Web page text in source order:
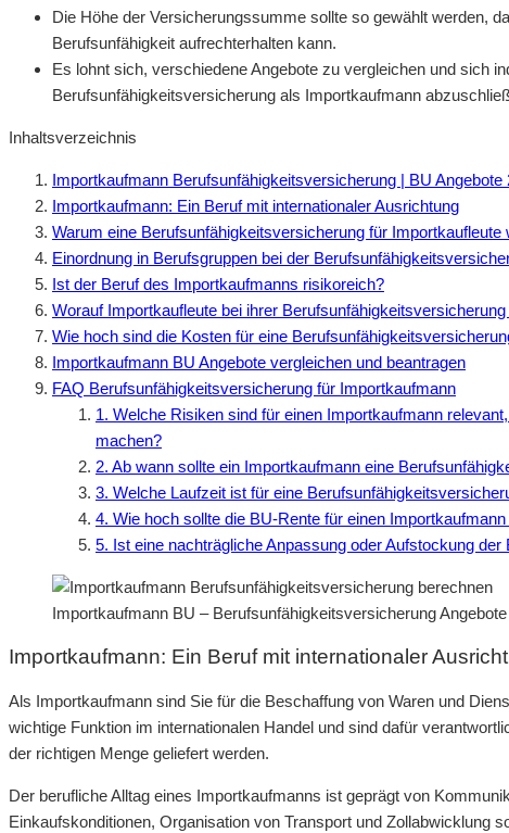
Die Höhe der Versicherungssumme sollte so gewählt werden,
Berufsunfähigkeit aufrechterhalten kann.
Es lohnt sich, verschiedene Angebote zu vergleichen und sich
Berufsunfähigkeitsversicherung als Importkaufmann
Inhaltsverzeichnis
Importkaufmann Berufsunfähigkeitsversicherung | BU Angebote
Importkaufmann: Ein Beruf mit internationaler Ausrichtung
Warum eine Berufsunfähigkeitsversicherung für Importkaufleute
Einordnung in Berufsgruppen bei der
Ist der Beruf des Importkaufmanns risikoreich?
Worauf Importkaufleute bei ihrer
Wie hoch sind die Kosten für eine
Importkaufmann BU Angebote vergleichen und beantragen
FAQ Berufsunfähigkeitsversicherung für Importkaufmann
1. Welche Risiken sind für einen Importkaufmann
machen?
2. Ab wann sollte ein Importkaufmann eine
3. Welche Laufzeit ist für eine
4. Wie hoch sollte die BU-Rente für einen
5. Ist eine nachträgliche Anpassung oder Aufstockung
Importkaufmann BU – Berufsunfähigkeitsversicherung
Importkaufmann: Ein Beruf mit internationaler
Als Importkaufmann sind Sie für die Beschaffung von Waren und
wichtige Funktion im internationalen Handel und sind dafür
der richtigen Menge geliefert werden.
Der berufliche Alltag eines Importkaufmanns ist geprägt von
Einkaufskonditionen, Organisation von Transport und Zollabwicklung